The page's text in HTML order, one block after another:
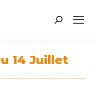
Search:
14 Juillet